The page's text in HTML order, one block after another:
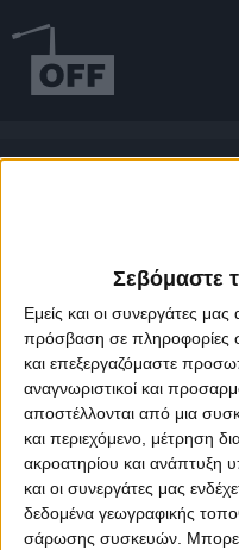
Σεβόμαστε
Εμείς και οι συνεργάτες
πρόσβαση σε πληροφορίες
και επεξεργαζόμαστε
αναγνωριστικοί και
αποστέλλονται από μια
και περιεχόμενο, μέτρηση
ακροατηρίου και ανάπτυξη
και οι συνεργάτες μας
δεδομένα γεωγραφικής
σάρωσης συσκευών.
About Offradio Business Class
Designed & developed by